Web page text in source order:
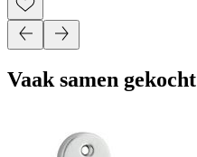
Vaak samen gekocht